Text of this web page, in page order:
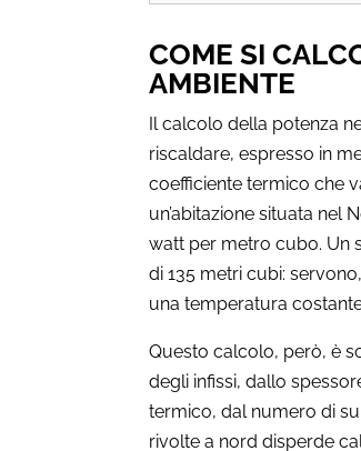
COME SI
AMBIENTE
Il calcolo della potenza
riscaldare, espresso in
coefficiente termico che
un’abitazione situata nel
watt per metro cubo. Un
di 135 metri cubi:
una temperatura
Questo calcolo, però, è
degli infissi, dallo
termico, dal numero di
rivolte a nord disperde